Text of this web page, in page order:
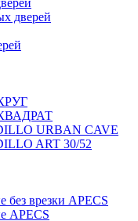
дверей
URBAN CAVE
ART 30/52
без врезки APECS
APECS